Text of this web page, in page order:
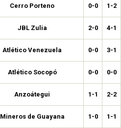
Cerro Porteno 0-0 1-2
JBL Zulia 2-0 4-1
Atlético Venezuela 0-0 3-1
Atlético Socopó 0-0 0-0
Anzoátegui 1-1 2-2
Mineros de Guayana 1-0 1-1